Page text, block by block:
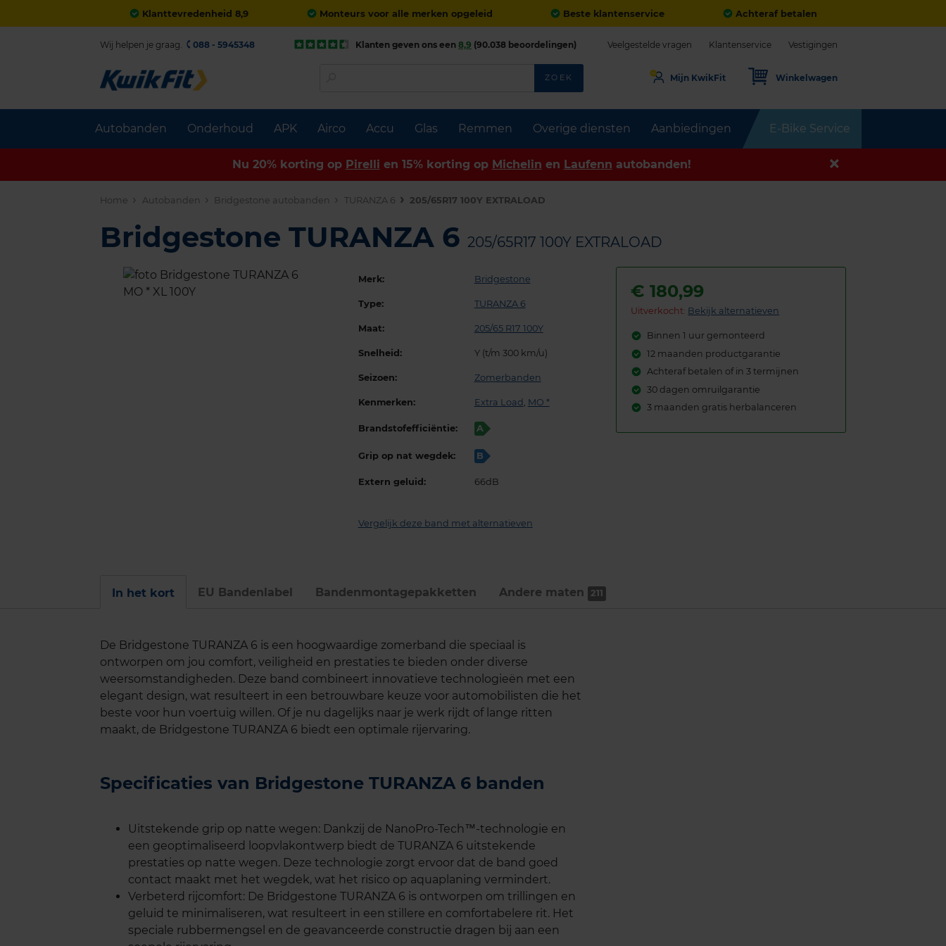
Klanttevredenheid 8,9 Monteurs voor alle merken opgeleid Beste klantenservice Achteraf betalen
Autobanden Onderhoud APK Airco Accu Glas Remmen Overige diensten Aanbiedingen E-Bike Service
Wij helpen je graag. 088 - 5945348 Klanten geven ons een 8,9 (90.038 beoordelingen) Veelgestelde vragen Klantenservice Vestigingen
ZOEK Mijn KwikFit Winkelwagen
Nu 20% korting op Pirelli en 15% korting op Michelin en Laufenn autobanden!
Home Autobanden Bridgestone autobanden TURANZA 6 205/65R17 100Y EXTRALOAD
Bridgestone TURANZA 6 205/65R17 100Y EXTRALOAD
Merk: Bridgestone
Type: TURANZA 6
Maat: 205/65 R17 100Y
Snelheid: Y (t/m 300 km/u)
Seizoen: Zomerbanden
Kenmerken: Extra Load , MO *
Brandstofefficiëntie: A
Grip op nat wegdek: B
Extern geluid: 66dB
Vergelijk deze band met alternatieven
€180,99
Uitverkocht: Bekijk alternatieven
Binnen 1 uur gemonteerd
12 maanden productgarantie
Achteraf betalen of in 3 termijnen
30 dagen omruilgarantie
3 maanden gratis herbalanceren
In het kort EU Bandenlabel Bandenmontage­pakketten Andere maten 211
De Bridgestone TURANZA 6 is een hoogwaardige zomerband die speciaal is
ontworpen om jou comfort, veiligheid en prestaties te bieden onder diverse
weersomstandigheden. Deze band combineert innovatieve technologieën met een
elegant design, wat resulteert in een betrouwbare keuze voor automobilisten die het
beste voor hun voertuig willen. Of je nu dagelijks naar je werk rijdt of lange ritten
maakt, de Bridgestone TURANZA 6 biedt een optimale rijervaring.
Specificaties van Bridgestone TURANZA 6 banden
Uitstekende grip op natte wegen: Dankzij de NanoPro-Tech™-technologie en
een geoptimaliseerd loopvlakontwerp biedt de TURANZA 6 uitstekende
prestaties op natte wegen. Deze technologie zorgt ervoor dat de band goed
contact maakt met het wegdek, wat het risico op aquaplaning vermindert.
Verbeterd rijcomfort: De Bridgestone TURANZA 6 is ontworpen om trillingen en
geluid te minimaliseren, wat resulteert in een stillere en comfortabelere rit. Het
speciale rubbermengsel en de geavanceerde constructie dragen bij aan een